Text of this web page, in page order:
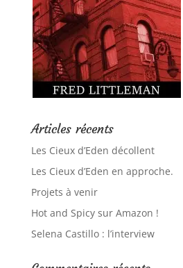
Articles récents
Les Cieux d’Eden décollent
Les Cieux d’Eden en approche.
Projets à venir
Hot and Spicy sur Amazon !
Selena Castillo : l’interview